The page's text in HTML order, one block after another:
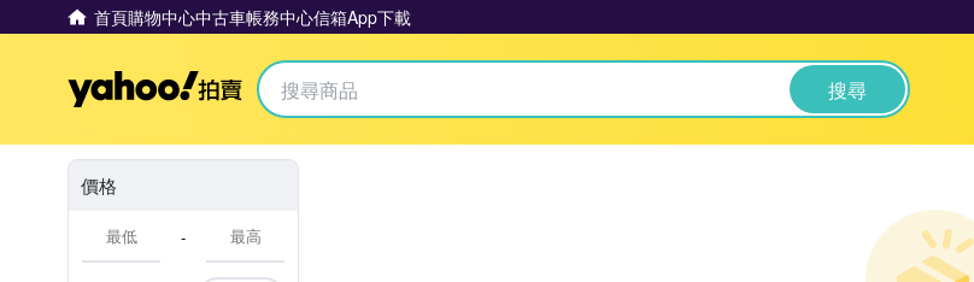
首頁購物中心中古車帳務中心信箱App下載
Yahoo拍賣 搜尋
價格
-